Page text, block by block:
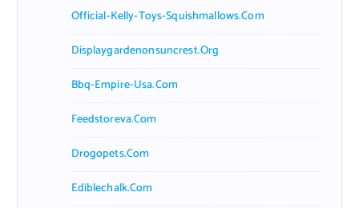
Official-Kelly-Toys-Squishmallows.com
Displaygardenonsuncrest.org
Bbq-Empire-Usa.com
Feedstoreva.com
Drogopets.com
Ediblechalk.com